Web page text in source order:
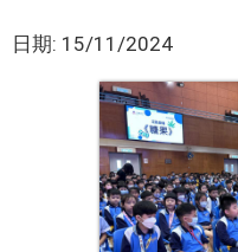
日期: 15/11/2024